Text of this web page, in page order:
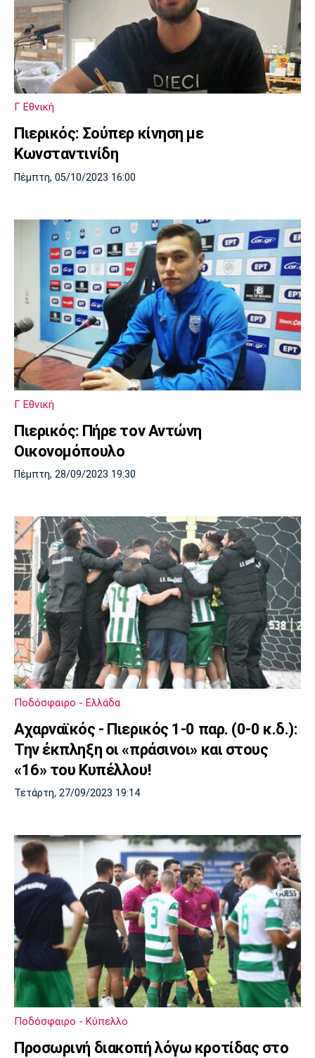
Γ Εθνική
Πιερικός: Σούπερ κίνηση με
Κωνσταντινίδη
Πέμπτη, 05/10/2023 16:00
Γ Εθνική
Πιερικός: Πήρε τον Αντώνη
Οικονομόπουλο
Πέμπτη, 28/09/2023 19:30
Ποδόσφαιρο - Ελλάδα
Αχαρναϊκός - Πιερικός 1-0 παρ. (0-0 κ.δ.):
Την έκπληξη οι «πράσινοι» και στους
«16» του Κυπέλλου!
Τετάρτη, 27/09/2023 19:14
Ποδόσφαιρο - Κύπελλο
Προσωρινή διακοπή λόγω κροτίδας στο